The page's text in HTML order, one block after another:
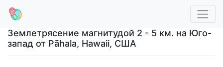
Землетрясение магнитудой 2 - 5 км. на Юго-
запад от Pāhala, Hawaii, США